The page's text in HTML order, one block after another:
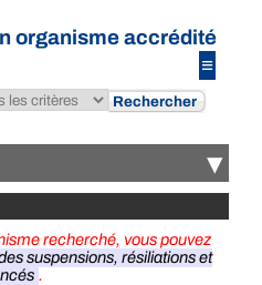
organisme accrédité
≡
▾
recherché, vous pouvez
suspensions, résiliations et
.